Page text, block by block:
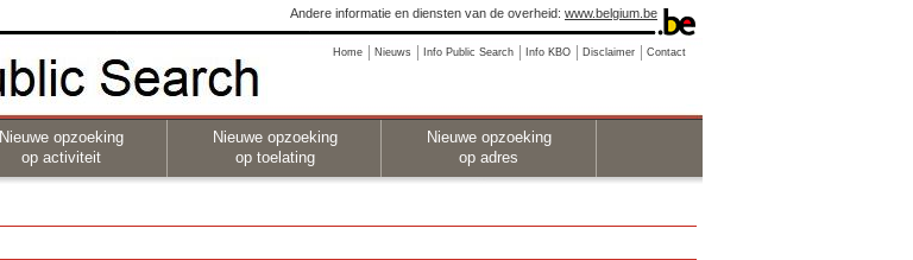
Andere informatie en diensten van de overheid: www.belgium.be
Home Nieuws Info Public Search Info KBO Disclaimer Contact
Nieuwe opzoeking
op activiteit
Nieuwe opzoeking
op toelating
Nieuwe opzoeking
op adres